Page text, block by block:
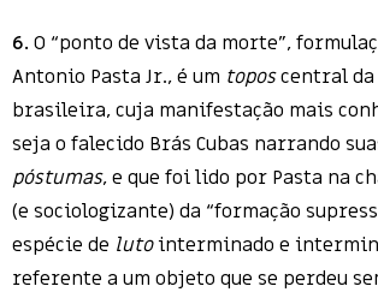
6. O “ponto de vista da morte”,
Antonio Pasta Jr., é um toposcentral
brasileira, cuja manifestação mais
seja o falecido Brás Cubas narrando
póstumas, e que foi lido por Pasta na
(e sociologizante) da “formação
espécie de lutointerminado e
referente a um objeto que se perdeu